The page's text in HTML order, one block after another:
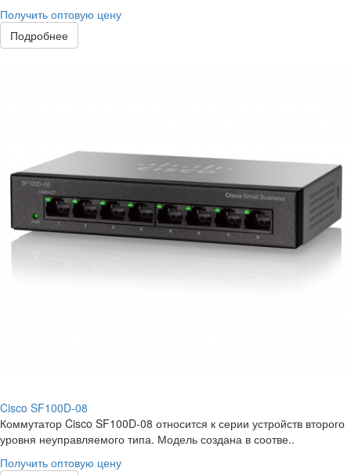
Получить оптовую цену
Подробнее
Cisco SF100D-08
Коммутатор Cisco SF100D-08 относится к серии устройств второго
уровня неуправляемого типа. Модель создана в соотве..
Получить оптовую цену